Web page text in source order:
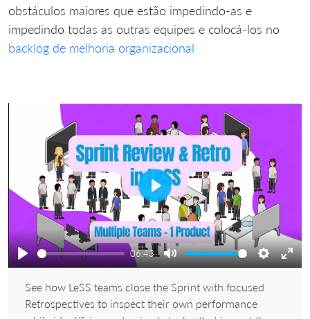
obstáculos maiores que estão impedindo-as e
impedindo todas as outras equipes e colocá-los no
backlog de melhoria organizacional
Play
06:43
Mute Settings
Play
See how LeSS teams close the Sprint with focused
Retrospectives to inspect their own performance